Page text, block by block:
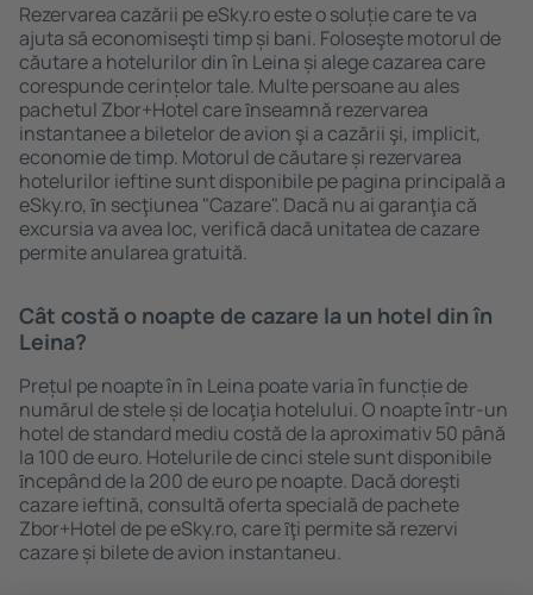
Rezervarea cazării pe eSky.ro este o soluție care te va
ajuta să economiseşti timp și bani. Foloseşte motorul de
căutare a hotelurilor din în Leina și alege cazarea care
corespunde cerințelor tale. Multe persoane au ales
pachetul Zbor+Hotel care ȋnseamnă rezervarea
instantanee a biletelor de avion şi a cazării şi, implicit,
economie de timp. Motorul de căutare și rezervarea
hotelurilor ieftine sunt disponibile pe pagina principală a
eSky.ro, ȋn secţiunea "Cazare". Dacă nu ai garanţia că
excursia va avea loc, verifică dacă unitatea de cazare
permite anularea gratuită.
Cât costă o noapte de cazare la un hotel din în
Leina?
Prețul pe noapte în în Leina poate varia în funcție de
numărul de stele și de locaţia hotelului. O noapte într-un
hotel de standard mediu costă de la aproximativ 50 până
la 100 de euro. Hotelurile de cinci stele sunt disponibile
ȋncepând de la 200 de euro pe noapte. Dacă doreşti
cazare ieftină, consultă oferta specială de pachete
Zbor+Hotel de pe eSky.ro, care ȋţi permite să rezervi
cazare și bilete de avion instantaneu.